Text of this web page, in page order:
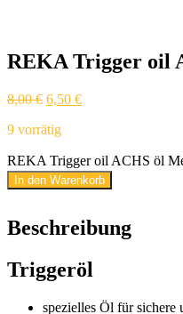
REKA Trigger oil
8,00€ 6,50 €
9 vorrätig
REKA Trigger oil ACHS öl
In den Warenkorb
Beschreibung
Triggeröl
spezielles Öl für sichere